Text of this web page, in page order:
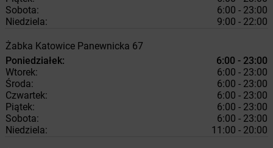
Sobota:
6:00 - 23:00
Niedziela:
9:00 - 22:00
Żabka Katowice Panewnicka 67
Poniedziałek:
6:00 - 23:00
Wtorek:
6:00 - 23:00
Środa:
6:00 - 23:00
Czwartek:
6:00 - 23:00
Piątek:
6:00 - 23:00
Sobota:
6:00 - 23:00
Niedziela:
11:00 - 20:00